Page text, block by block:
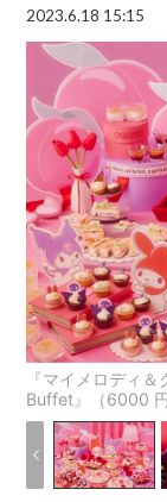
2023.6.18 15:15
『マイメロディ
Buffet』（6000 円